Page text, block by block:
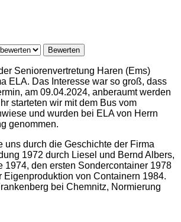
Seniorenvertretung Haren (Ems)
ELA. Das Interesse war so groß, dass
am 09.04.2024, anberaumt werden
starteten wir mit dem Bus vom
und wurden bei ELA von Herrn
genommen.
uns durch die Geschichte der Firma
1972 durch Liesel und Bernd Albers,
1974, den ersten Sondercontainer 1978
Eigenproduktion von Containern 1984.
bei Chemnitz, Normierung